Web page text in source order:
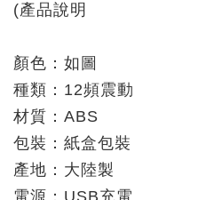
(產品說明
顏色：如圖
種類：12頻震動
材質：ABS
包裝：紙盒包裝
產地：大陸製